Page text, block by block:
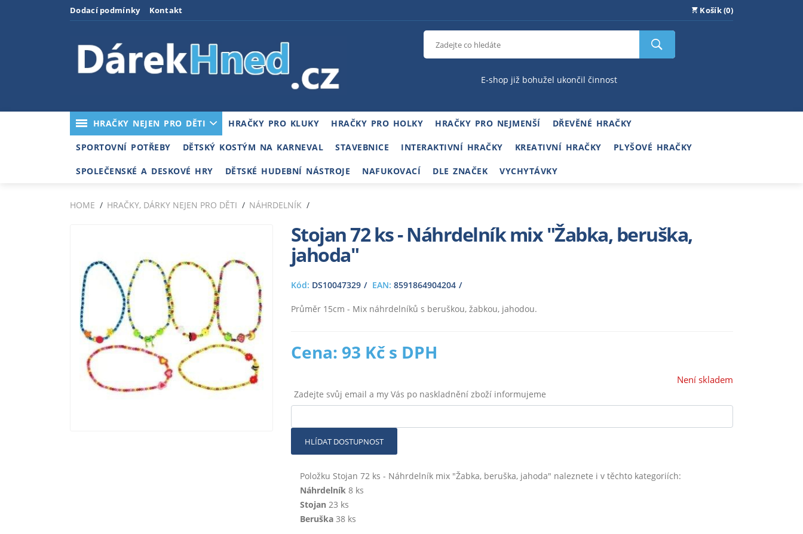
Dodací podmínky Kontakt Košík (0)
E-shop již bohužel ukončil činnost
HRAČKY NEJEN PRO DĚTI HRAČKY PRO KLUKY HRAČKY PRO HOLKY HRAČKY PRO NEJMENŠÍ DŘEVĚNÉ HRAČKY
SPORTOVNÍ POTŘEBY DĚTSKÝ KOSTÝM NA KARNEVAL STAVEBNICE INTERAKTIVNÍ HRAČKY KREATIVNÍ HRAČKY PLYŠOVÉ HRAČKY
SPOLEČENSKÉ A DESKOVÉ HRY DĚTSKÉ HUDEBNÍ NÁSTROJE NAFUKOVACÍ DLE ZNAČEK VYCHYTÁVKY
HOME HRAČKY, DÁRKY NEJEN PRO DĚTI NÁHRDELNÍK
Stojan 72 ks - Náhrdelník mix "Žabka, beruška,
jahoda"
Kód: DS10047329 EAN: 8591864904204
Průměr 15cm - Mix náhrdelníků s beruškou, žabkou, jahodou.
Cena: 93 Kč s DPH
Není skladem
Zadejte svůj email a my Vás po naskladnění zboží informujeme
HLÍDAT DOSTUPNOST
Položku Stojan 72 ks - Náhrdelník mix "Žabka, beruška, jahoda" naleznete i v těchto kategoriích:
Náhrdelník8 ks
Stojan 23 ks
Beruška38 ks